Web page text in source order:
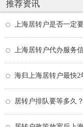
推荐资讯
上海居转户是否一定
上海居转户代办服务
海归上海居转户最快2
居转户排队要等多久